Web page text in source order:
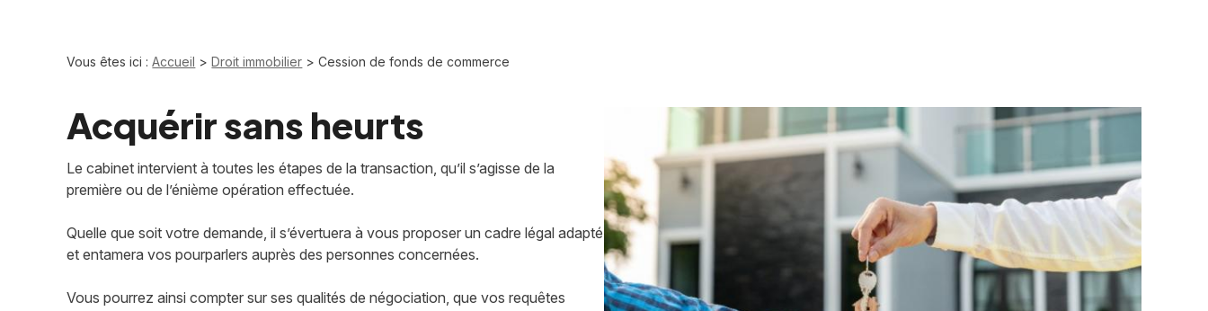
Vous êtes ici : Accueil >Droit immobilier > Cession de fonds de commerce
Acquérir sans heurts
Le cabinet intervient à toutes les étapes de la transaction, qu’il s’agisse de la
première ou de l’énième opération effectuée.
Quelle que soit votre demande, il s’évertuera à vous proposer un cadre légal adapté
et entamera vos pourparlers auprès des personnes concernées.
Vous pourrez ainsi compter sur ses qualités de négociation, que vos requêtes